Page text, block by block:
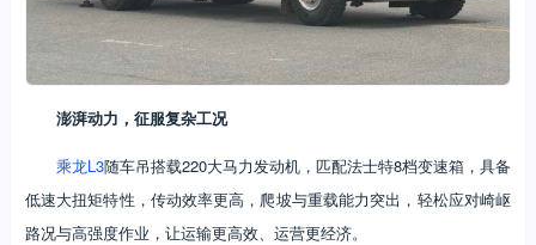
澎湃动力，征服复杂工况
乘龙L3随车吊搭载220大马力发动机，匹配法士特8档变速箱，具备
低速大扭矩特性，传动效率更高，爬坡与重载能力突出，轻松应对崎岖
路况与高强度作业，让运输更高效、运营更经济。